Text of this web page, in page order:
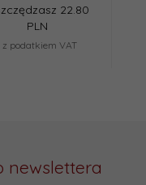
22.80
PLN
z podatkiem VAT
newslettera